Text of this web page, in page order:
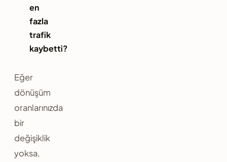
en
fazla
trafik
kaybetti?
Eğer
dönüşüm
oranlarınızda
bir
değişiklik
yoksa,